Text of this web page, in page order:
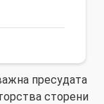
пресудата
сторени